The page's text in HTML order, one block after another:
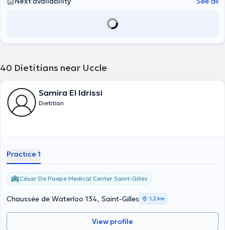
40 Dietitians near Uccle
Samira El Idrissi
Dietitian
Practice 1
César De Paepe Medical Center Saint-Gilles
Chaussée de Waterloo 134, Saint-Gilles 1,2 km
View profile